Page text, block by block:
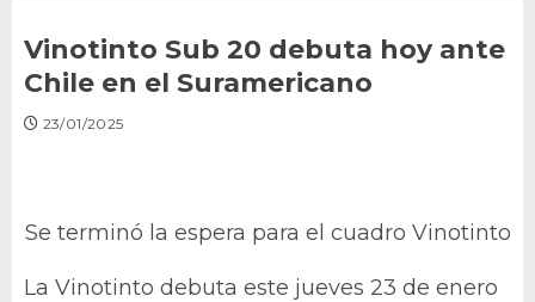
Vinotinto Sub 20 debuta hoy ante
Chile en el Suramericano
23/01/2025
Se terminó la espera para el cuadro Vinotinto
La Vinotinto debuta este jueves 23 de enero